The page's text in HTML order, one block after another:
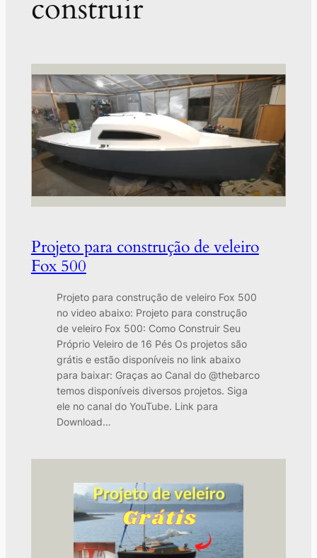
construir
Projeto para construção de veleiro
Fox 500
Projeto para construção de veleiro Fox 500
no video abaixo: Projeto para construção
de veleiro Fox 500: Como Construir Seu
Próprio Veleiro de 16 Pés Os projetos são
grátis e estão disponíveis no link abaixo
para baixar: Graças ao Canal do @thebarco
temos disponíveis diversos projetos. Siga
ele no canal do YouTube. Link para
Download…